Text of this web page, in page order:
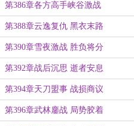
第386章各方高手峡谷激战
第388章云逸复仇 黑衣末路
第390章雪夜激战 胜负将分
第392章战后沉思 逝者安息
第394章天刀盟事 战损商议
第396章武林鏖战 局势胶着